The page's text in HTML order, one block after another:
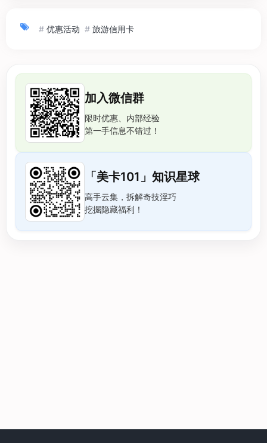
# 优惠活动 # 旅游信用卡
加入微信群
限时优惠、内部经验
第一手信息不错过！
「美卡101」知识星球
高手云集，拆解奇技淫巧
挖掘隐藏福利！